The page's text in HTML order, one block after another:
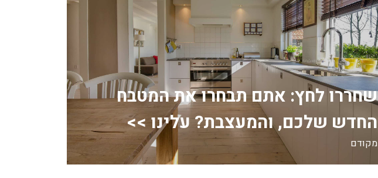
שחררו לחץ: אתם תבחרו את המטבח
החדש שלכם, והמעצבת? עלינו >>
מקודם